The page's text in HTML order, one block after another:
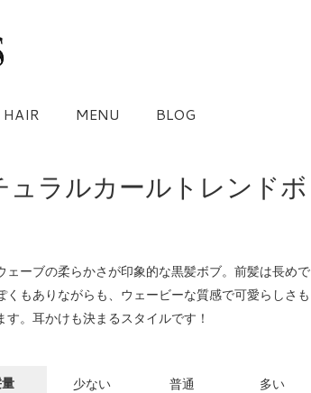
HAIR MENU BLOG
ュラルカールトレンドボ
ェーブの柔らかさが印象的な黒髪ボブ。前髪は長めで
くもありながらも、ウェービーな質感で可愛らしさも
す。耳かけも決まるスタイルです！
少ない 普通 多い